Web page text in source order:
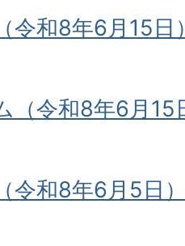
令和8年6月15
（令和8年6月15
令和8年6月5日